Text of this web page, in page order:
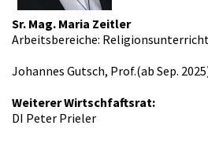
Sr. Mag. Maria Zeitler
Arbeitsbereiche:
Johannes Gutsch, Prof.(ab Sep.
Weiterer Wirtschfaftsrat:
DI Peter Prieler